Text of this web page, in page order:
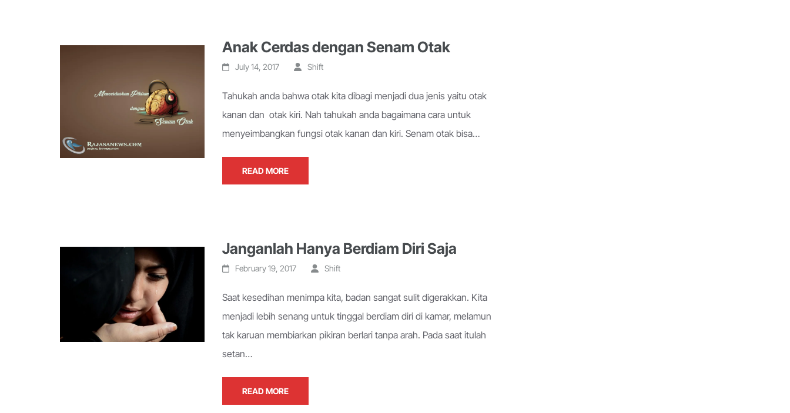
Anak Cerdas dengan Senam Otak
July 14, 2017 Shift
Tahukah anda bahwa otak kita dibagi menjadi dua jenis yaitu otak
kanan dan otak kiri. Nah tahukah anda bagaimana cara untuk
menyeimbangkan fungsi otak kanan dan kiri. Senam otak bisa…
READ MORE
Janganlah Hanya Berdiam Diri Saja
February 19, 2017 Shift
Saat kesedihan menimpa kita, badan sangat sulit digerakkan. Kita
menjadi lebih senang untuk tinggal berdiam diri di kamar, melamun
tak karuan membiarkan pikiran berlari tanpa arah. Pada saat itulah
setan…
READ MORE